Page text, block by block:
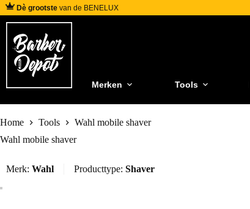
Dè grootste van de BENELUX
Merken Tools
Home Tools
Wahl mobile shaver
Wahl mobile shaver
Merk: Wahl Producttype: Shaver